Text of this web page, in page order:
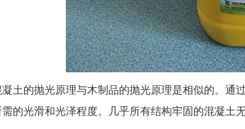
凝土的抛光原理与木制品的抛光原理是相似的。通
的光滑和光泽程度。
几乎所有结构牢固的混凝土